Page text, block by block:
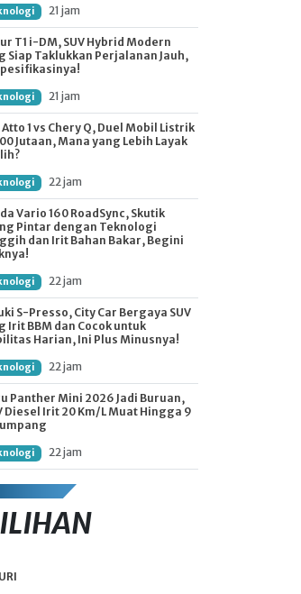
21 jam
T1 i-DM, SUV Hybrid Modern
Siap Taklukkan Perjalanan Jauh,
21 jam
Atto 1 vs Chery Q, Duel Mobil Listrik
Jutaan, Mana yang Lebih Layak
22 jam
Vario 160 RoadSync, Skutik
Pintar dengan Teknologi
dan Irit Bahan Bakar, Begini
22 jam
S-Presso, City Car Bergaya SUV
Irit BBM dan Cocok untuk
Harian, Ini Plus Minusnya!
22 jam
Panther Mini 2026 Jadi Buruan,
Diesel Irit 20 Km/L Muat Hingga 9
22 jam